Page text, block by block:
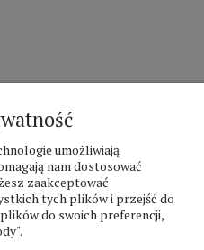
umożliwiają
nam dostosować
zaakceptować
tych plików i przejść do
do swoich preferencji,